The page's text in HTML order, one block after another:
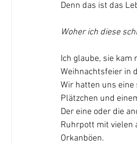
Denn das ist das
Woher ich diese
Ich glaube, sie
Weihnachtsfeier in
Wir hatten uns eine
Plätzchen und
Der eine oder die
Ruhrpott mit vielen
Orkanböen.